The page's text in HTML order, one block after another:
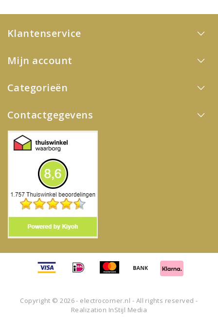
Klantenservice
Mijn account
Categorieën
Contactgegevens
Copyright © 2026 - electrocorner.nl - All rights reserved -
Realization InStijl Media